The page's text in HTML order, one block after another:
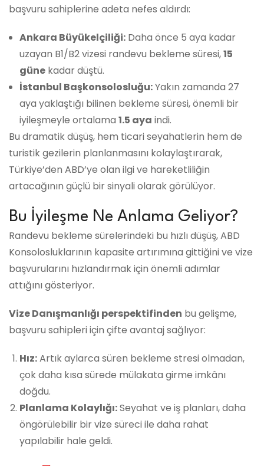
başvuru sahiplerine adeta nefes aldırdı:
Ankara Büyükelçiliği: Daha önce 5 aya kadar
uzayan B1/B2 vizesi randevu bekleme süresi,15
güne kadar düştü.
İstanbul Başkonsolosluğu:Yakın zamanda 27
aya yaklaştığı bilinen bekleme süresi, önemli bir
iyileşmeyle ortalama 1.5 aya indi.
Bu dramatik düşüş, hem ticari seyahatlerin hem de
turistik gezilerin planlanmasını kolaylaştırarak,
Türkiye’den ABD’ye olan ilgi ve hareketliliğin
artacağının güçlü bir sinyali olarak görülüyor.
Bu İyileşme Ne Anlama Geliyor?
Randevu bekleme sürelerindeki bu hızlı düşüş, ABD
Konsolosluklarının kapasite artırımına gittiğini ve vize
başvurularını hızlandırmak için önemli adımlar
attığını gösteriyor.
Vize Danışmanlığı perspektifinden bu gelişme,
başvuru sahipleri için çifte avantaj sağlıyor:
Hız:Artık aylarca süren bekleme stresi olmadan,
çok daha kısa sürede mülakata girme imkânı
doğdu.
Planlama Kolaylığı:Seyahat ve iş planları, daha
öngörülebilir bir vize süreci ile daha rahat
yapılabilir hale geldi.